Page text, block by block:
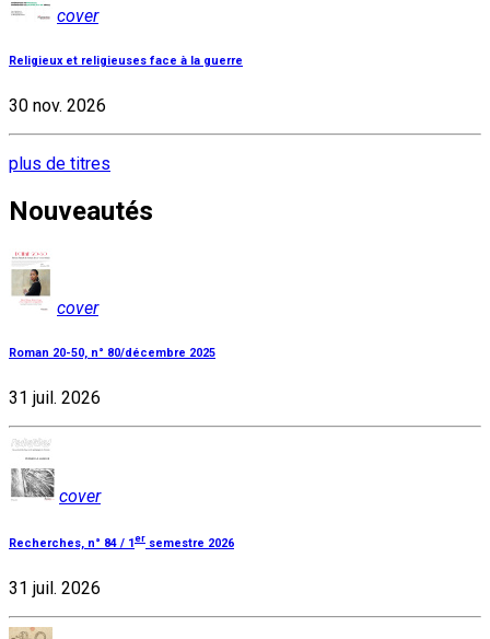
cover
Religieux et religieuses face à la guerre
30 nov. 2026
plus de titres
Nouveautés
cover
Roman 20-50, n° 80/décembre 2025
31 juil. 2026
cover
Recherches, n° 84 / 1 er semestre 2026
31 juil. 2026